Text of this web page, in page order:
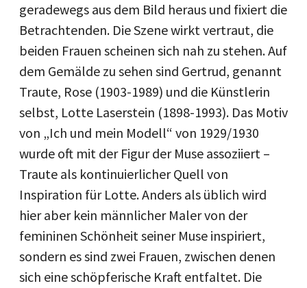
geradewegs aus dem Bild heraus und fixiert die
Betrachtenden. Die Szene wirkt vertraut, die
beiden Frauen scheinen sich nah zu stehen. Auf
dem Gemälde zu sehen sind Gertrud, genannt
Traute, Rose (1903-1989) und die Künstlerin
selbst, Lotte Laserstein (1898-1993). Das Motiv
von „Ich und mein Modell“ von 1929/1930
wurde oft mit der Figur der Muse assoziiert –
Traute als kontinuierlicher Quell von
Inspiration für Lotte. Anders als üblich wird
hier aber kein männlicher Maler von der
femininen Schönheit seiner Muse inspiriert,
sondern es sind zwei Frauen, zwischen denen
sich eine schöpferische Kraft entfaltet. Die